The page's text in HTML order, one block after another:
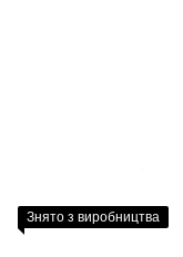
Знято з виробництва